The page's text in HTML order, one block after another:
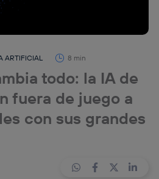
ARTIFICIAL 8 min
todo: la IA de
fuera de juego a
con sus grandes